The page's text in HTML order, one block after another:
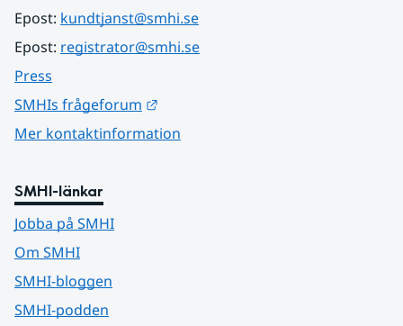
Epost: kundtjanst@smhi.se
Epost: registrator@smhi.se
Press
SMHIs frågeforum
Mer kontaktinformation
SMHI-länkar
Jobba på SMHI
Om SMHI
SMHI-bloggen
SMHI-podden